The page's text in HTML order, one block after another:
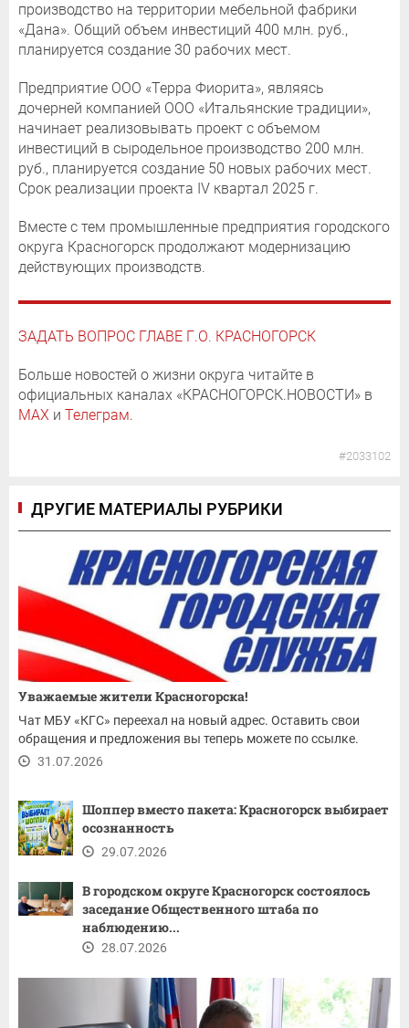
производство на территории мебельной фабрики
«Дана». Общий объем инвестиций 400 млн. руб.,
планируется создание 30 рабочих мест.
Предприятие ООО «Терра Фиорита», являясь
дочерней компанией ООО «Итальянские традиции»,
начинает реализовывать проект с объемом
инвестиций в сыродельное производство 200 млн.
руб., планируется создание 50 новых рабочих мест.
Срок реализации проекта IV квартал 2025 г.
Вместе с тем промышленные предприятия городского
округа Красногорск продолжают модернизацию
действующих производств.
ЗАДАТЬ ВОПРОС ГЛАВЕ Г.О. КРАСНОГОРСК
Больше новостей о жизни округа читайте в
официальных каналах «КРАСНОГОРСК.НОВОСТИ» в
MAX и Телеграм.
#2033102
ДРУГИЕ МАТЕРИАЛЫ РУБРИКИ
Уважаемые жители Красногорска!
Чат МБУ «КГС» переехал на новый адрес. Оставить свои
обращения и предложения вы теперь можете по ссылке.
31.07.2026
Шоппер вместо пакета: Красногорск выбирает
осознанность
29.07.2026
В городском округе Красногорск состоялось
заседание Общественного штаба по
наблюдению...
28.07.2026